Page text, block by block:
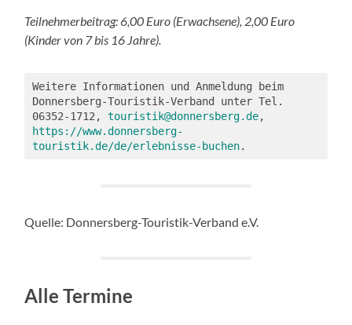
Teilnehmerbeitrag: 6,00 Euro (Erwachsene), 2,00 Euro
(Kinder von 7 bis 16 Jahre).
Weitere Informationen und Anmeldung beim
Donnersberg-Touristik-Verband unter Tel.
06352-1712, touristik@donnersberg.de
https://www.donnersberg-
touristik.de/de/erlebnisse-buchen.
Quelle: Donnersberg-Touristik-Verband e.V.
Alle Termine